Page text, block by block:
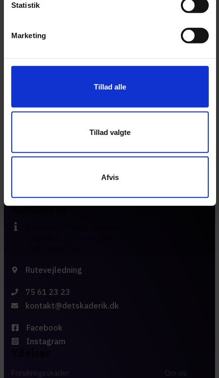
Statistik
Marketing
Tillad alle
Tillad valgte
Afvis
Benyt vores kontaktformular. Vi vender
Kontakt os
Rutevejledning
75 61 23 23
kontakt@detskaderik.dk
Facebook
Instagram
Forsikringsskader
Om os